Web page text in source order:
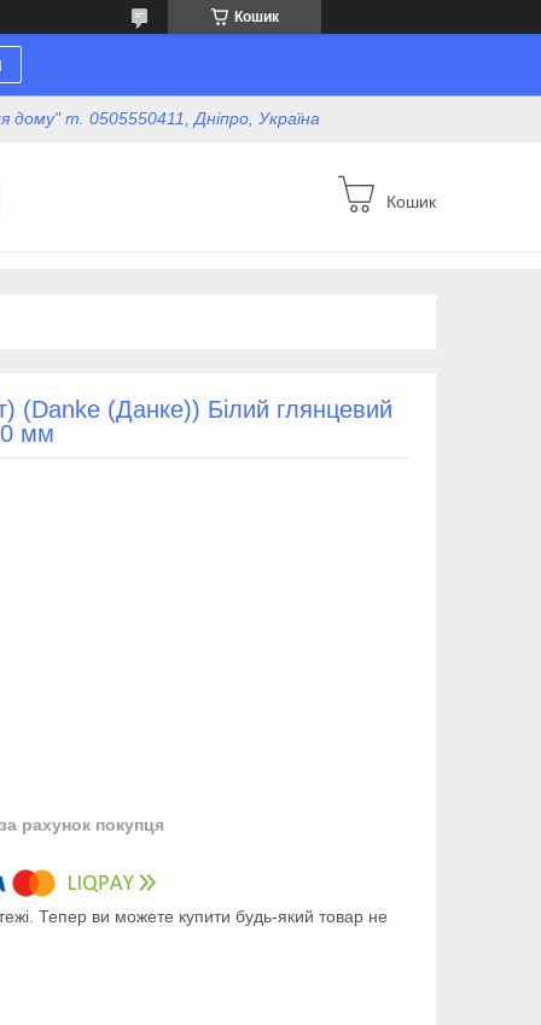
Кошик
дому" т. 0505550411, Дніпро, Україна
Кошик
(Danke (Данке)) Білий глянцевий
мм
за рахунок покупця
Тепер ви можете купити будь-який товар не